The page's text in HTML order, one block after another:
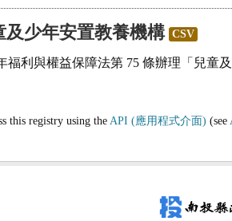
及少年安置教養機構 CSV
福利與權益保障法第 75 條辦理「兒童
this registry using theAPI (應用程式介面) (see